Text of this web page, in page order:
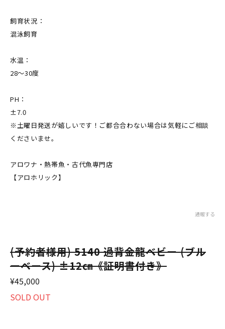
(予約者様用) 5140 過背金龍ベビー (ブル
ーベース) ±12㎝《証明書付き》
¥45,000
SOLD OUT
飼育状況：
混泳飼育
水温：
28～30度
PH：
±7.0
※土曜日発送が嬉しいです！ご都合合わない場合は気軽にご相談
くださいませ。
アロワナ・熱帯魚・古代魚専門店
【アロホリック】
通報する